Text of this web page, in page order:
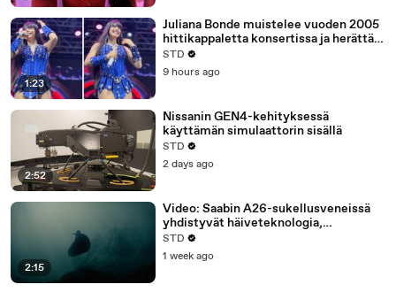
1:23
Juliana Bonde muistelee vuoden 2005
hittikappaletta konsertissa ja herättää
faneissa nostalgiaa
STD
9 hours ago
2:52
Nissanin GEN4-kehityksessä
käyttämän simulaattorin sisällä
STD
2 days ago
2:15
Video: Saabin A26-sukellusveneissä
yhdistyvät häiveteknologia,
vedenalaiset droonit ja Stirling-
propulsio
STD
1 week ago